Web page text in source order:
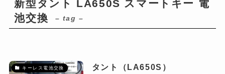
新型タント LA650S スマートキー 電
池交換
– tag –
キーレス電池交換
タント（LA650S）